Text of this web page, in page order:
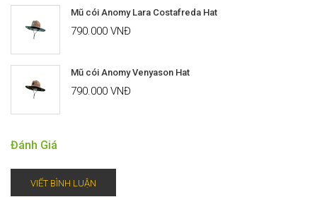
Mũ cói Anomy Lara Costafreda Hat
790.000 VNĐ
Mũ cói Anomy Venyason Hat
790.000 VNĐ
Đánh Giá
VIẾT BÌNH LUẬN